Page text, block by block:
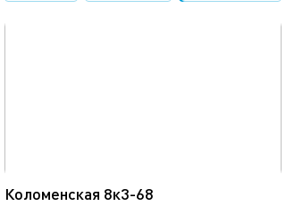
Коломенская 8к3-68